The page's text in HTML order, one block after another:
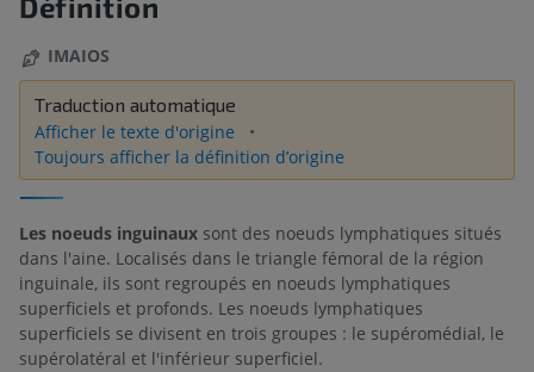
Définition
IMAIOS
Traduction automatique
Afficher le texte d'origine
Toujours afficher la définition d’origine
Les noeuds inguinaux sont des noeuds lymphatiques situés
dans l'aine. Localisés dans le triangle fémoral de la région
inguinale, ils sont regroupés en noeuds lymphatiques
superficiels et profonds. Les noeuds lymphatiques
superficiels se divisent en trois groupes : le supéromédial, le
supérolatéral et l'inférieur superficiel.